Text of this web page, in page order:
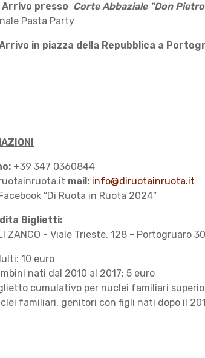
presso Corte Abbaziale "Don
Pasta Party
in piazza della Repubblica a
+39 347 0360844
mail: info@diruotainruota.it
“Di Ruota in Ruota 2024”
Biglietti:
ZANCO - Viale Trieste, 128 - Portogruaro
10 euro
nati dal 2010 al 2017: 5 euro
cumulativo per nuclei familiari
familiari, genitori con figli nati dopo il